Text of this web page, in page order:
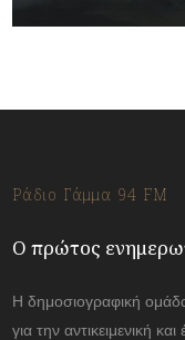
Ράδιο Γάμμα 94 FM
Ο πρώτος
Η δημοσιογραφική
για την αντικειμενική